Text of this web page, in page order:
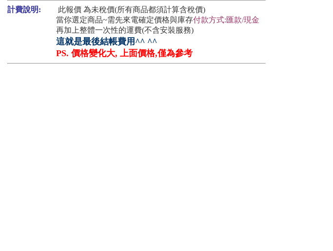
計費說明:
此報價 為未稅價(所有商品都須計算含稅價)
當你選定商品~需先來電確定價格與庫存付款方式:匯款/現金
再加上整體一次性的運費(不含安裝服務)
這就是最後結帳費用^^ ^^
PS. 價格變化大, 上面價格,僅為參考